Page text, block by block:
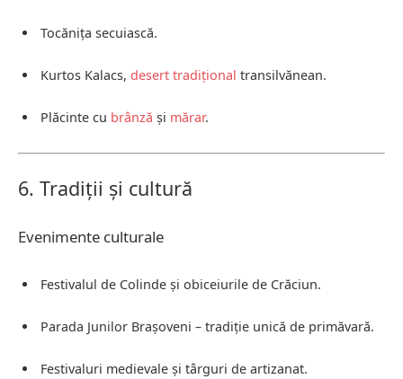
Tocănița secuiască.
Kurtos Kalacs, desert tradițional transilvănean.
Plăcinte cu brânză și mărar.
6. Tradiții și cultură
Evenimente culturale
Festivalul de Colinde și obiceiurile de Crăciun.
Parada Junilor Brașoveni – tradiție unică de primăvară.
Festivaluri medievale și târguri de artizanat.